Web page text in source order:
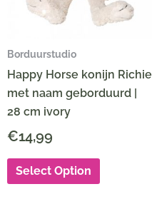
Borduurstudio
Happy Horse konijn Richie
met naam geborduurd |
28 cm ivory
€14,99
Select Option